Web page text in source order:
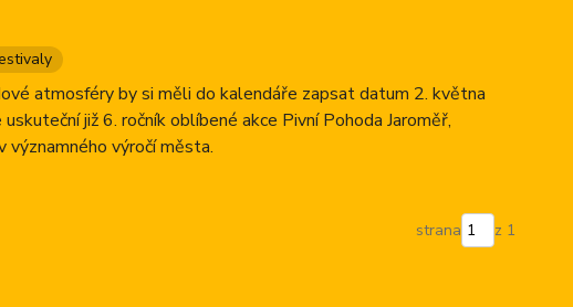
atmosféry by si měli do kalendáře zapsat datum 2. května
již 6. ročník oblíbené akce Pivní Pohoda Jaroměř,
výročí města.
strana z 1